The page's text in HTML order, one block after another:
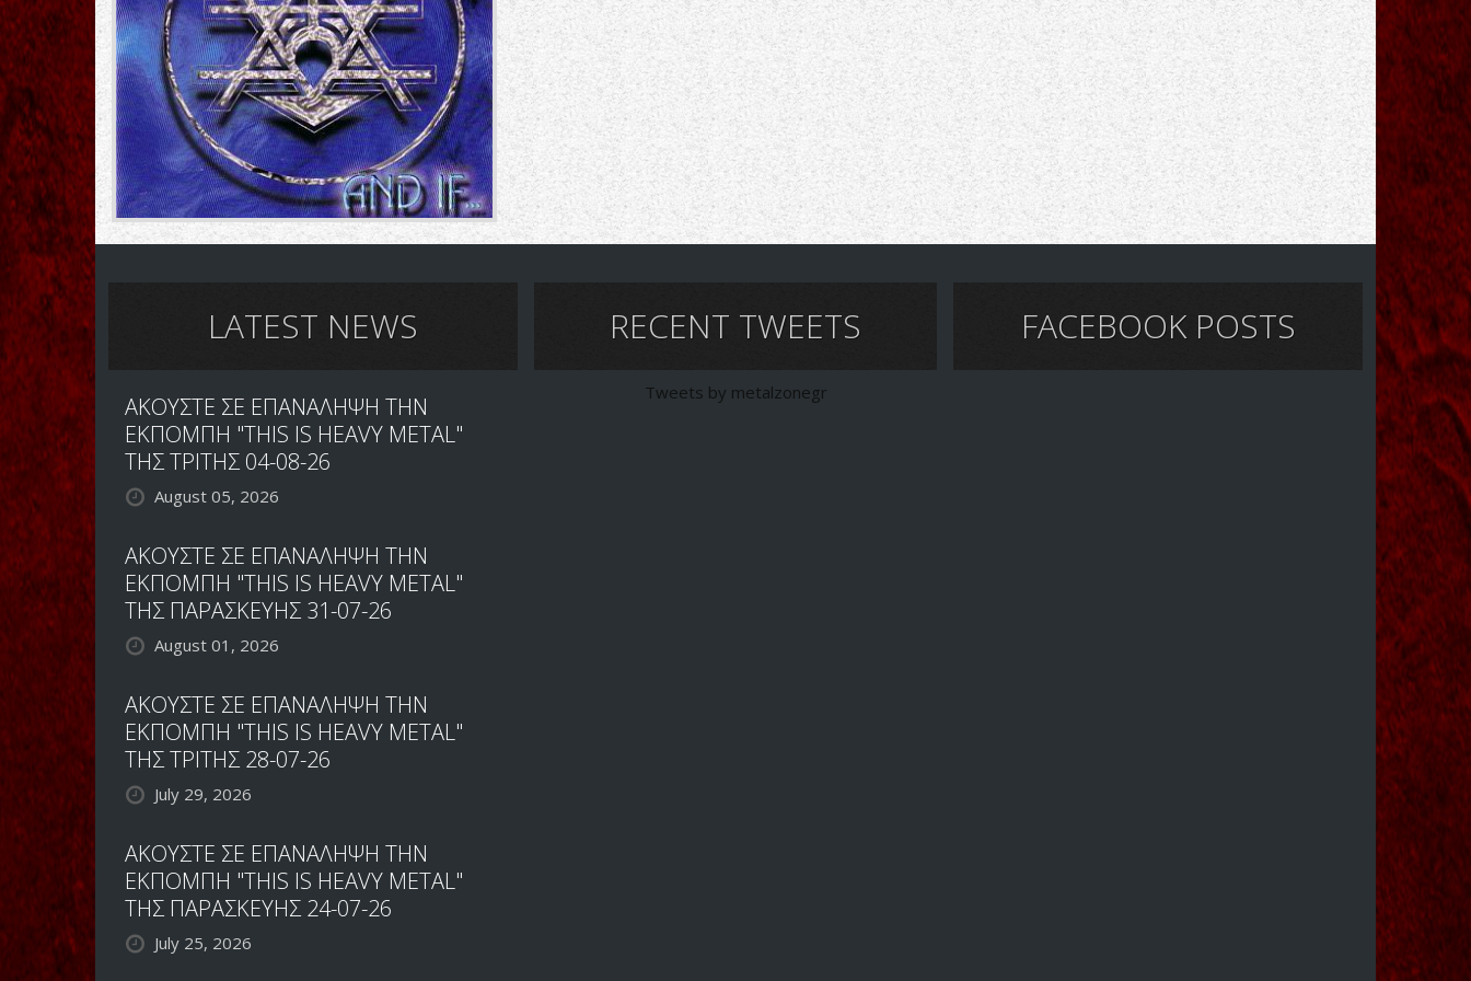
LATEST NEWS
ΑΚΟΥΣΤΕ ΣΕ ΕΠΑΝΑΛΗΨΗ ΤΗΝ
ΕΚΠΟΜΠΗ "THIS IS HEAVY METAL"
ΤΗΣ ΤΡΙΤΗΣ 04-08-26
August 05, 2026
ΑΚΟΥΣΤΕ ΣΕ ΕΠΑΝΑΛΗΨΗ ΤΗΝ
ΕΚΠΟΜΠΗ "THIS IS HEAVY METAL"
ΤΗΣ ΠΑΡΑΣΚΕΥΗΣ 31-07-26
August 01, 2026
ΑΚΟΥΣΤΕ ΣΕ ΕΠΑΝΑΛΗΨΗ ΤΗΝ
ΕΚΠΟΜΠΗ "THIS IS HEAVY METAL"
ΤΗΣ ΤΡΙΤΗΣ 28-07-26
July 29, 2026
ΑΚΟΥΣΤΕ ΣΕ ΕΠΑΝΑΛΗΨΗ ΤΗΝ
ΕΚΠΟΜΠΗ "THIS IS HEAVY METAL"
ΤΗΣ ΠΑΡΑΣΚΕΥΗΣ 24-07-26
July 25, 2026
RECENT TWEETS
Tweets by metalzonegr
FACEBOOK POSTS